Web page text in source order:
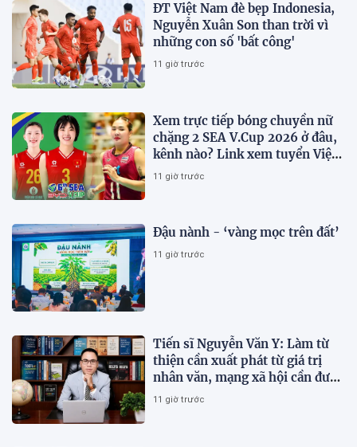
ĐT Việt Nam đè bẹp Indonesia,
Nguyễn Xuân Son than trời vì
những con số 'bất công'
11 giờ trước
Xem trực tiếp bóng chuyền nữ
chặng 2 SEA V.Cup 2026 ở đâu,
kênh nào? Link xem tuyển Việt
Nam thi đấu
11 giờ trước
Đậu nành - ‘vàng mọc trên đất’
11 giờ trước
Tiến sĩ Nguyễn Văn Y: Làm từ
thiện cần xuất phát từ giá trị
nhân văn, mạng xã hội cần được
sử dụng bằng văn hóa và trách
11 giờ trước